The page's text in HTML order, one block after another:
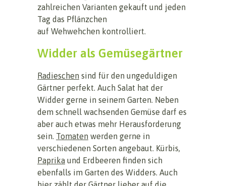
zahlreichen Varianten gekauft und jeden
Tag das Pflänzchen
auf Wehwehchen kontrolliert.
Widder als Gemüsegärtner
Radieschen sind für den ungeduldigen
Gärtner perfekt. Auch Salat hat der
Widder gerne in seinem Garten. Neben
dem schnell wachsenden Gemüse darf es
aber auch etwas mehr Herausforderung
sein. Tomaten werden gerne in
verschiedenen Sorten angebaut. Kürbis,
Paprika und Erdbeeren finden sich
ebenfalls im Garten des Widders. Auch